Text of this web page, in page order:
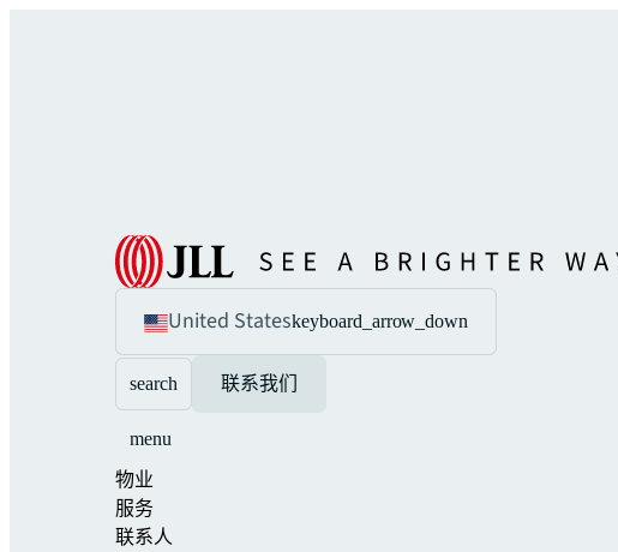
United Stateskeyboard_arrow_down
search 联系我们
menu
物业
服务
联系人